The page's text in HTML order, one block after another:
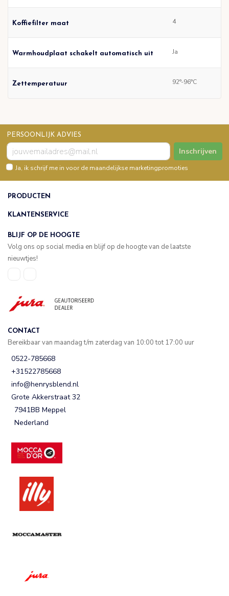
Koffiefilter maat 4
Warmhoudplaat schakelt automatisch uit Ja
Zettemperatuur 92°-96°C
PERSOONLIJK ADVIES
Inschrijven
Ja, ik schrijf me in voor de maandelijkse marketingpromoties
PRODUCTEN
KLANTENSERVICE
BLIJF OP DE HOOGTE
Volg ons op social media en blijf op de hoogte van de laatste
nieuwtjes!
CONTACT
Bereikbaar van maandag t/m zaterdag van 10:00 tot 17:00 uur
0522-785668
+31522785668
info@henrysblend.nl
Grote Akkerstraat 32
7941BB Meppel
Nederland